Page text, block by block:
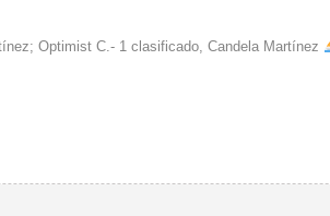
Optimist C.- 1 clasificado, Candela Martínez